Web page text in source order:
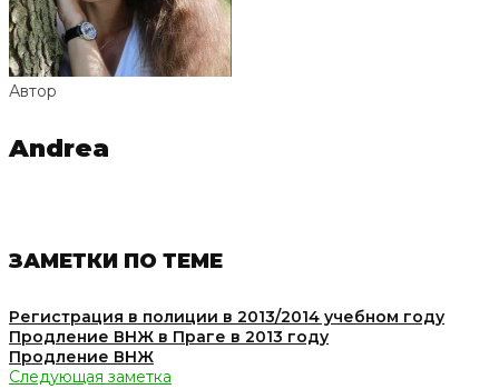
Автор
Andrea
ЗАМЕТКИ ПО ТЕМЕ
Регистрация в полиции в 2013/2014 учебном году
Продление ВНЖ в Праге в 2013 году
Продление ВНЖ
Следующая заметка